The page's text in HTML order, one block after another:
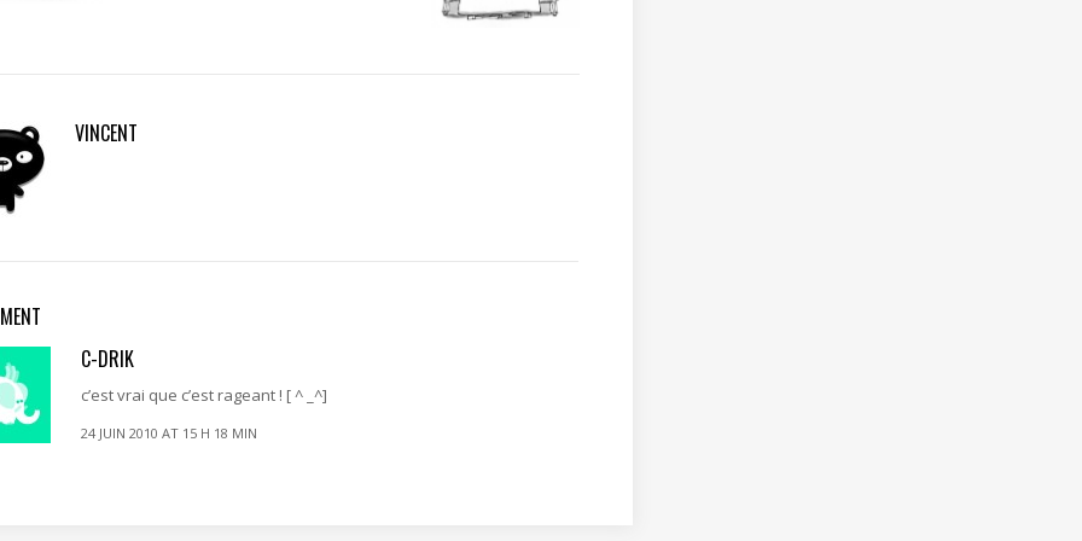
VINCENT
C-DRIK
c’est vrai que c’est rageant ! [ ^ _^]
24 JUIN 2010 AT 15 H 18 MIN